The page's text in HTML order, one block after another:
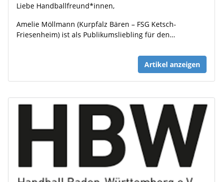
Liebe Handballfreund*innen,
Amelie Möllmann (Kurpfalz Bären – FSG Ketsch-
Friesenheim) ist als Publikumsliebling für den…
Artikel anzeigen